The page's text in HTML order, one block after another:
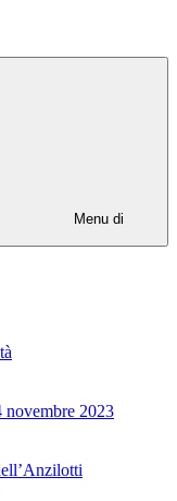
Menu di
novembre 2023